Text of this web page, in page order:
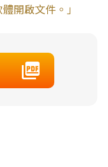
開啟文件。」